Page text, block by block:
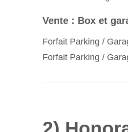
Vente : Box et
Forfait Parking /
Forfait Parking /